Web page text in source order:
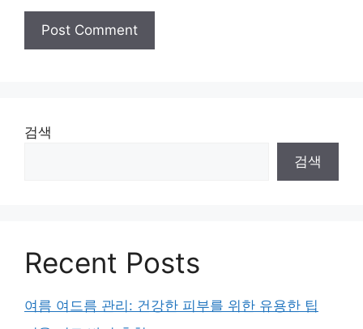
검색
검색
Recent Posts
여름 여드름 관리: 건강한 피부를 위한 유용한 팁